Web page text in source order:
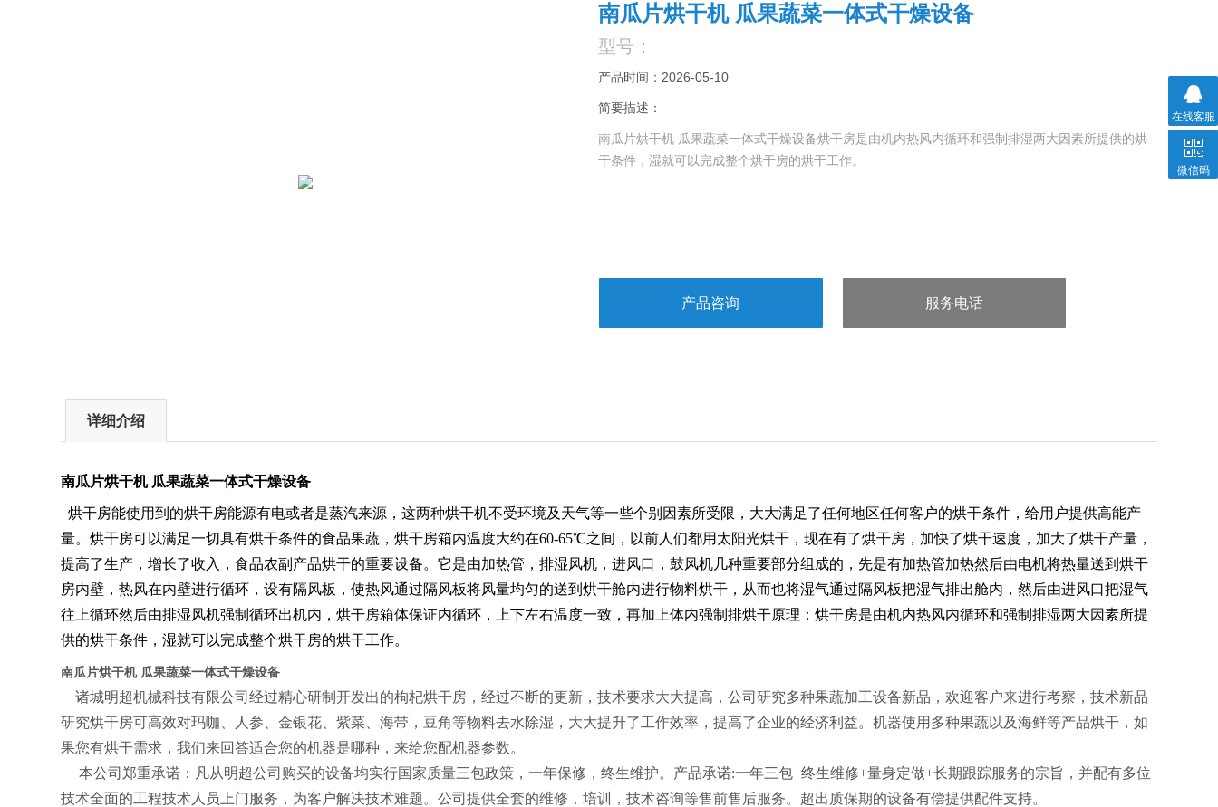
南瓜片烘干机 瓜果蔬菜一体式干燥设备
型号：
产品时间：2026-05-10
简要描述：
南瓜片烘干机 瓜果蔬菜一体式干燥设备烘干房是由机内热风内循环和强制排湿两大因素所提供的烘
干条件，湿就可以完成整个烘干房的烘干工作。
产品咨询 服务电话
详细介绍
南瓜片烘干机 瓜果蔬菜一体式干燥设备
烘干房能使用到的烘干房能源有电或者是蒸汽来源，这两种烘干机不受环境及天气等一些个别因素所受限，大大满足了任何地区任何客户的烘干条件，给用户提供高能产
量。烘干房可以满足一切具有烘干条件的食品果蔬，烘干房箱内温度大约在60-65℃之间，以前人们都用太阳光烘干，现在有了烘干房，加快了烘干速度，加大了烘干产量，
提高了生产，增长了收入，食品农副产品烘干的重要设备。它是由加热管，排湿风机，进风口，鼓风机几种重要部分组成的，先是有加热管加热然后由电机将热量送到烘干
房内壁，热风在内壁进行循环，设有隔风板，使热风通过隔风板将风量均匀的送到烘干舱内进行物料烘干，从而也将湿气通过隔风板把湿气排出舱内，然后由进风口把湿气
往上循环然后由排湿风机强制循环出机内，烘干房箱体保证内循环，上下左右温度一致，再加上体内强制排烘干原理：烘干房是由机内热风内循环和强制排湿两大因素所提
供的烘干条件，湿就可以完成整个烘干房的烘干工作。
南瓜片烘干机 瓜果蔬菜一体式干燥设备
诸城明超机械科技有限公司经过精心研制开发出的枸杞烘干房，经过不断的更新，技术要求大大提高，公司研究多种果蔬加工设备新品，欢迎客户来进行考察，技术新品
研究烘干房可高效对玛咖、人参、金银花、紫菜、海带，豆角等物料去水除湿，大大提升了工作效率，提高了企业的经济利益。机器使用多种果蔬以及海鲜等产品烘干，如
果您有烘干需求，我们来回答适合您的机器是哪种，来给您配机器参数。
本公司郑重承诺：凡从明超公司购买的设备均实行国家质量三包政策，一年保修，终生维护。产品承诺:一年三包+终生维修+量身定做+长期跟踪服务的宗旨，并配有多位
技术全面的工程技术人员上门服务，为客户解决技术难题。公司提供全套的维修，培训，技术咨询等售前售后服务。超出质保期的设备有偿提供配件支持。
在线客服
微信码